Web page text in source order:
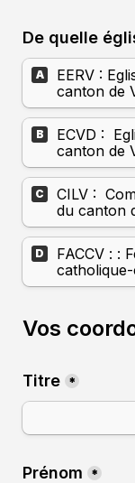
De quelle
A
EERV :
canton de
B
ECVD :
canton de
C
CILV :
du canton
D
FACCV : :
Vos
Titre *
Prénom *